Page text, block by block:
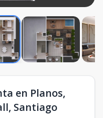
en Planos,
Santiago